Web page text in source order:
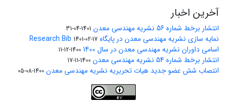
آخرین اخبار
انتشار برخط شماره 56 نشریه مهندسی معدن 1401-04-31
نمایه سازی نشریه مهندسی معدن در پایگاه Research Bib 1401-02-17
اسامی داوران نشریه مهندسی معدن در سال 1400 1400-12-11
انتشار برخط شماره 54 نشریه مهندسی معدن 1400-11-17
انتصاب شش عضو جدید هیات تحریریه نشریه مهندسی معدن 1400-08-05